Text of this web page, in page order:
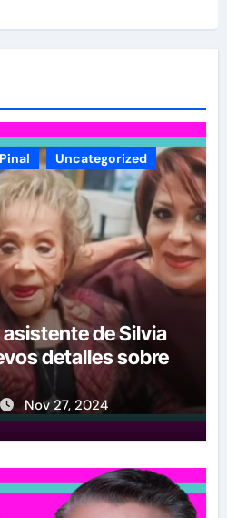
Uncategorized
de Silvia
detalles sobre
Nov 27, 2024